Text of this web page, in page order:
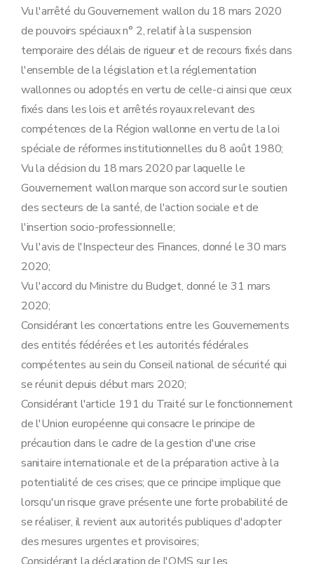
Vu l'arrêté du Gouvernement wallon du 18 mars 2020
de pouvoirs spéciaux n° 2, relatif à la suspension
temporaire des délais de rigueur et de recours fixés dans
l'ensemble de la législation et la réglementation
wallonnes ou adoptés en vertu de celle-ci ainsi que ceux
fixés dans les lois et arrêtés royaux relevant des
compétences de la Région wallonne en vertu de la loi
spéciale de réformes institutionnelles du 8 août 1980;
Vu la décision du 18 mars 2020 par laquelle le
Gouvernement wallon marque son accord sur le soutien
des secteurs de la santé, de l'action sociale et de
l'insertion socio-professionnelle;
Vu l'avis de l'Inspecteur des Finances, donné le 30 mars
2020;
Vu l'accord du Ministre du Budget, donné le 31 mars
2020;
Considérant les concertations entre les Gouvernements
des entités fédérées et les autorités fédérales
compétentes au sein du Conseil national de sécurité qui
se réunit depuis début mars 2020;
Considérant l'article 191 du Traité sur le fonctionnement
de l'Union européenne qui consacre le principe de
précaution dans le cadre de la gestion d'une crise
sanitaire internationale et de la préparation active à la
potentialité de ces crises; que ce principe implique que
lorsqu'un risque grave présente une forte probabilité de
se réaliser, il revient aux autorités publiques d'adopter
des mesures urgentes et provisoires;